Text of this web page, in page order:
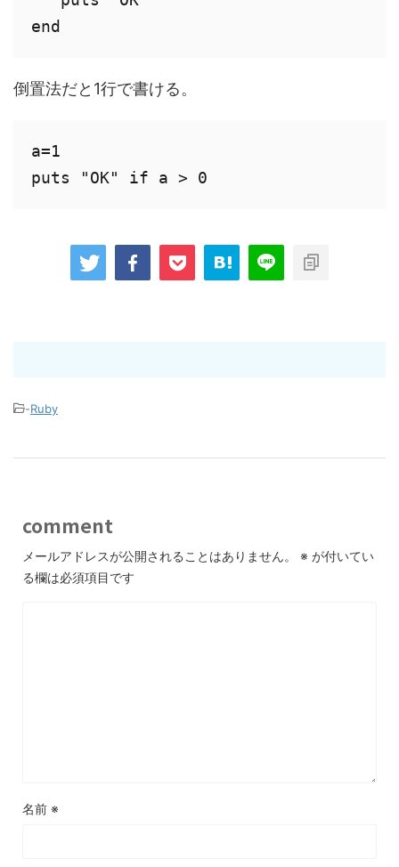
end
倒置法だと1行で書ける。
a=1
puts "OK" if a > 0
-Ruby
comment
メールアドレスが公開されることはありません。 ※ が付いてい
る欄は必須項目です
名前 ※